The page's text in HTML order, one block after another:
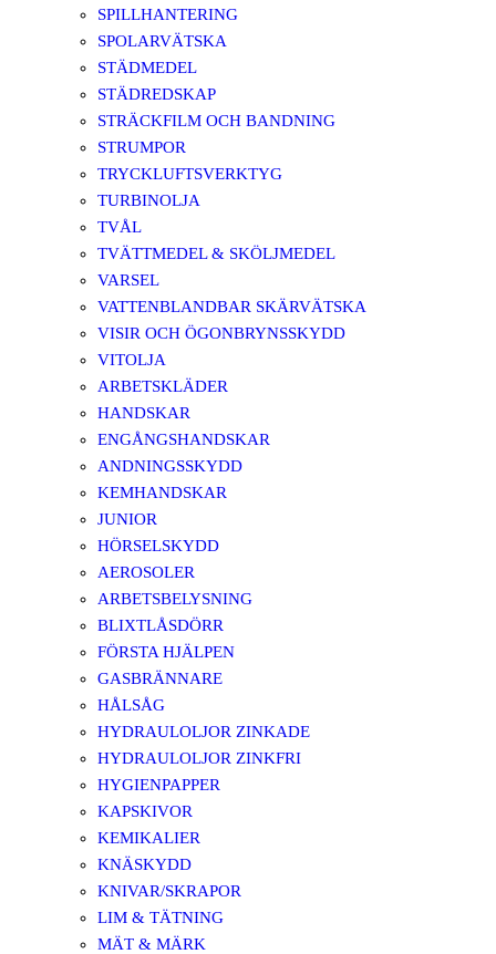
SPILLHANTERING
SPOLARVÄTSKA
STÄDMEDEL
STÄDREDSKAP
STRÄCKFILM OCH BANDNING
STRUMPOR
TRYCKLUFTSVERKTYG
TURBINOLJA
TVÅL
TVÄTTMEDEL & SKÖLJMEDEL
VARSEL
VATTENBLANDBAR SKÄRVÄTSKA
VISIR OCH ÖGONBRYNSSKYDD
VITOLJA
ARBETSKLÄDER
HANDSKAR
ENGÅNGSHANDSKAR
ANDNINGSSKYDD
KEMHANDSKAR
JUNIOR
HÖRSELSKYDD
AEROSOLER
ARBETSBELYSNING
BLIXTLÅSDÖRR
FÖRSTA HJÄLPEN
GASBRÄNNARE
HÅLSÅG
HYDRAULOLJOR ZINKADE
HYDRAULOLJOR ZINKFRI
HYGIENPAPPER
KAPSKIVOR
KEMIKALIER
KNÄSKYDD
KNIVAR/SKRAPOR
LIM & TÄTNING
MÄT & MÄRK